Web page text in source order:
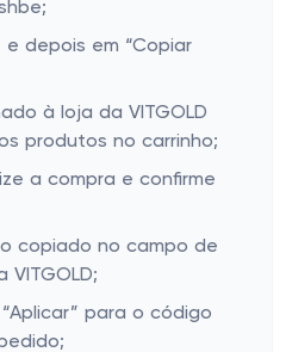
e depois em “Copiar
à loja da VITGOLD
produtos no carrinho;
a compra e confirme
copiado no campo de
para o código